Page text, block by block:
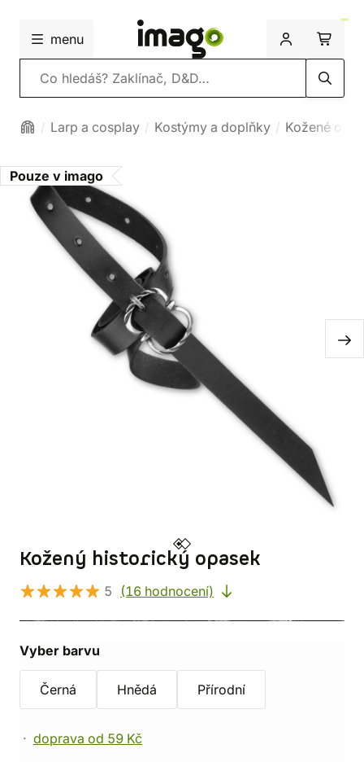
menu
Vyhledávání
Larp a cosplay Kostýmy a doplňky Kožené
Pouze v imago
Kožený historický opasek
5 (16 hodnocení)
Vyber barvu
Černá Hnědá Přírodní
doprava od 59 Kč